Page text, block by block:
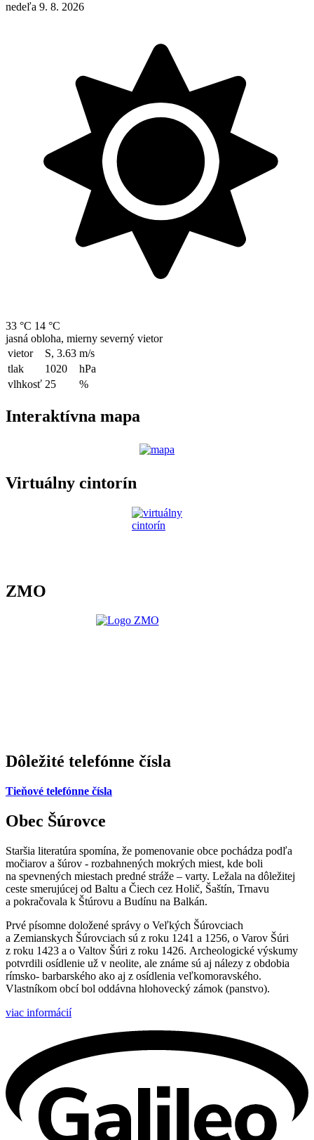
nedeľa 9. 8. 2026
33 °C 14 °C
jasná obloha, mierny severný vietor
vietor
S, 3.63 m/s
tlak
1020
hPa
vlhkosť 25 %
Interaktívna mapa
Virtuálny cintorín
ZMO
Dôležité telefónne čísla
Tieňové telefónne čísla
Obec Šúrovce
Staršia literatúra spomína, že pomenovanie obce pochádza podľa
močiarov a šúrov - rozbahnených mokrých miest, kde boli
na spevnených miestach predné stráže – varty. Ležala na dôležitej
ceste smerujúcej od Baltu a Čiech cez Holič, Šaštín, Trnavu
a pokračovala k Štúrovu a Budínu na Balkán.
Prvé písomne doložené správy o Veľkých Šúrovciach
a Zemianskych Šúrovciach sú z roku 1241 a 1256, o Varov Šúri
z roku 1423 a o Valtov Šúri z roku 1426. Archeologické výskumy
potvrdili osídlenie už v neolite, ale známe sú aj nálezy z obdobia
rímsko- barbarského ako aj z osídlenia veľkomoravského.
Vlastníkom obcí bol oddávna hlohovecký zámok (panstvo).
viac informácií